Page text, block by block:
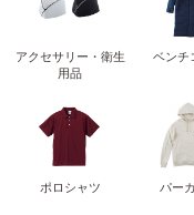
アクセサリー・衛生
用品
ベンチ
ポロシャツ パー